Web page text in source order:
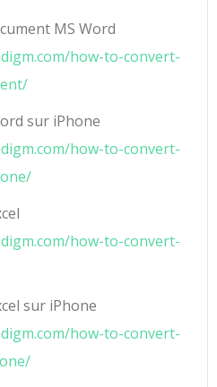
MS Word
how-to-convert-
sur iPhone
how-to-convert-
how-to-convert-
sur iPhone
how-to-convert-